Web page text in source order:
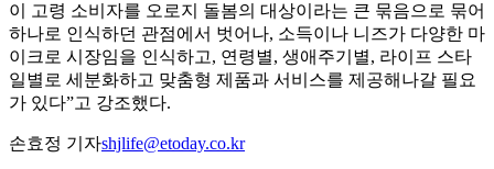
이 고령 소비자를 오로지 돌봄의 대상이라는 큰 묶음으로 묶어
하나로 인식하던 관점에서 벗어나, 소득이나 니즈가 다양한 마
이크로 시장임을 인식하고, 연령별, 생애주기별, 라이프 스타
일별로 세분화하고 맞춤형 제품과 서비스를 제공해나갈 필요
가 있다”고 강조했다.
손효정 기자shjlife@etoday.co.kr